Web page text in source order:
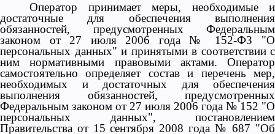
Оператор принимает меры, необходимые и
достаточные для обеспечения выполнения
обязанностей, предусмотренных Федеральным
законом от 27 июля 2006 года № 152-ФЗ "О
персональных данных" и принятыми в соответствии с
ним нормативными правовыми актами. Оператор
самостоятельно определяет состав и перечень мер,
необходимых и достаточных для обеспечения
выполнения обязанностей, предусмотренных
Федеральным законом от 27 июля 2006 года № 152 "О
персональных данных", постановлением
Правительства от 15 сентября 2008 года № 687 "Об